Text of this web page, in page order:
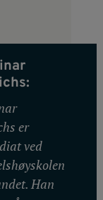
er
ved
Han